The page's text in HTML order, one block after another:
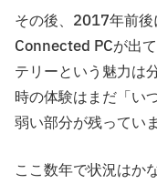
その後、2017年前
Connected PCが出
テリーという魅力は
時の体験はまだ「い
弱い部分が残ってい
ここ数年で状況はか